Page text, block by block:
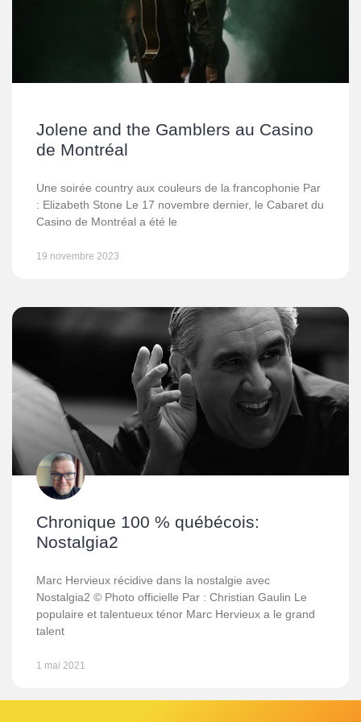
Jolene and the Gamblers au Casino
de Montréal
Une soirée country aux couleurs de la francophonie Par
: Elizabeth Stone Le 17 novembre dernier, le Cabaret du
Casino de Montréal a été le
19 novembre 2023
Chronique 100 % québécois:
Nostalgia2
Marc Hervieux récidive dans la nostalgie avec
Nostalgia2 © Photo officielle Par : Christian Gaulin Le
populaire et talentueux ténor Marc Hervieux a le grand
talent
1 mai 2021